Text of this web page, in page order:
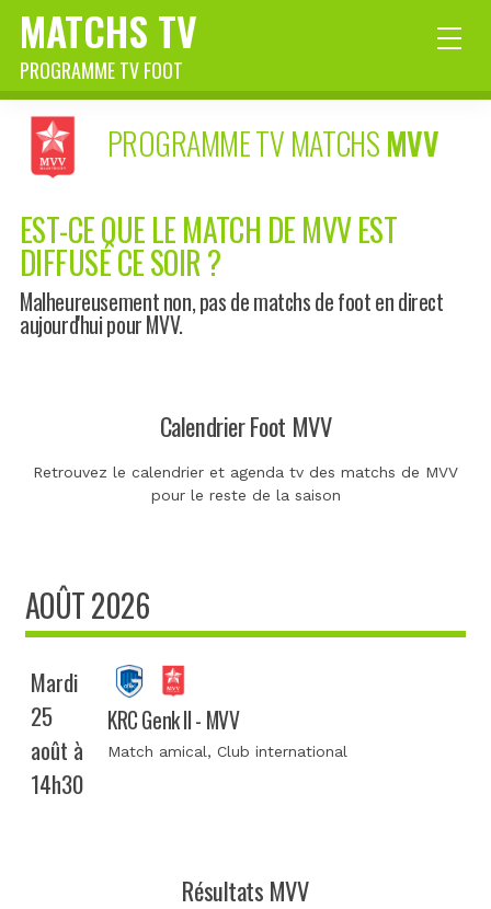
MATCHS TV
PROGRAMME TV FOOT
PROGRAMME TV MATCHSMVV
EST-CE QUE LE MATCH DE MVV EST
DIFFUSÉ CE SOIR ?
Malheureusement non, pas de matchs de foot en direct
aujourd'hui pour MVV.
Calendrier Foot MVV
Retrouvez le calendrier et agenda tv des matchs de MVV
pour le reste de la saison
AOÛT 2026
Mardi
25
août à
14h30
KRC Genk II - MVV
Match amical, Club international
Résultats MVV